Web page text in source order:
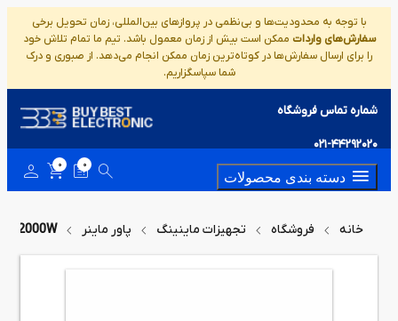
با توجه به محدودیت‌ها و بی‌نظمی در پروازهای بین‌المللی، زمان تحویل برخی
سفارش‌های واردات ممکن است بیش از زمان معمول باشد. تیم ما تمام تلاش خود
را برای ارسال سفارش‌ها در کوتاه‌ترین زمان ممکن انجام می‌دهد. از صبوری و درک
شما سپاسگزاریم.
شماره تماس فروشگاه
021-44292020
دسته بندی محصولات
0
0
خانه فروشگاه تجهیزات ماینینگ پاور ماینر 2000W